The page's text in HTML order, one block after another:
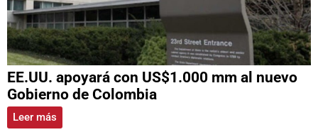
EE.UU. apoyará con US$1.000 mm al nuevo
Gobierno de Colombia
Leer más